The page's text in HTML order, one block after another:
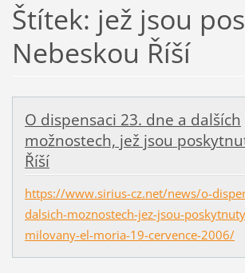
Štítek: jež jsou
Nebeskou Říší
О dispensaci 23. dne a dalších
možnostech, jež jsou
Říší
https://www.sirius-cz.net/news/o-
dalsich-moznostech-jez-jsou-
milovany-el-moria-19-cervence-2006/